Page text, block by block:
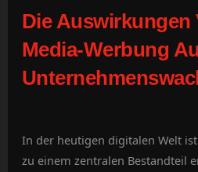
Die Auswirkungen
Media-Werbung
In der heutigen digitalen Welt
zu einem zentralen Bestandteil